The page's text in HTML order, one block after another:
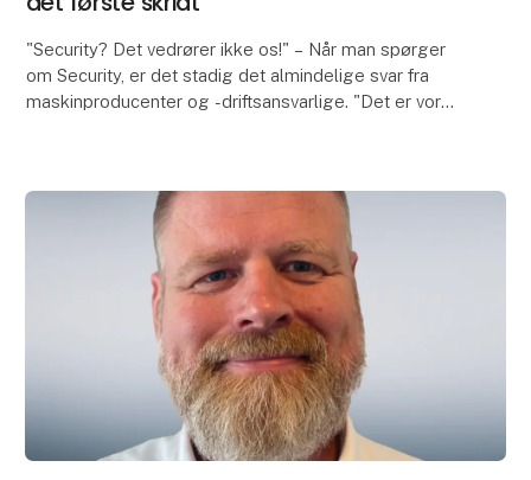
"Security? Det vedrører ikke os!" – Når man spørger
om Security, er det stadig det almindelige svar fra
maskinproducenter og -driftsansvarlige. "Det er vores